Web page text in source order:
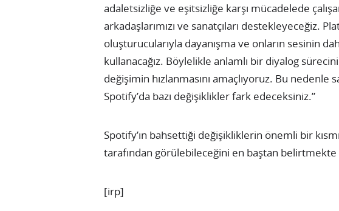
adaletsizliğe ve eşitsizliğe karşı mücadelede
arkadaşlarımızı ve sanatçıları destekleyeceğiz.
oluşturucularıyla dayanışma ve onların sesinin
kullanacağız. Böylelikle anlamlı bir diyalog
değişimin hızlanmasını amaçlıyoruz. Bu nedenle
Spotify’da bazı değişiklikler fark edeceksiniz.”
Spotify’ın bahsettiği değişikliklerin önemli bir
tarafından görülebileceğini en baştan
[irp]